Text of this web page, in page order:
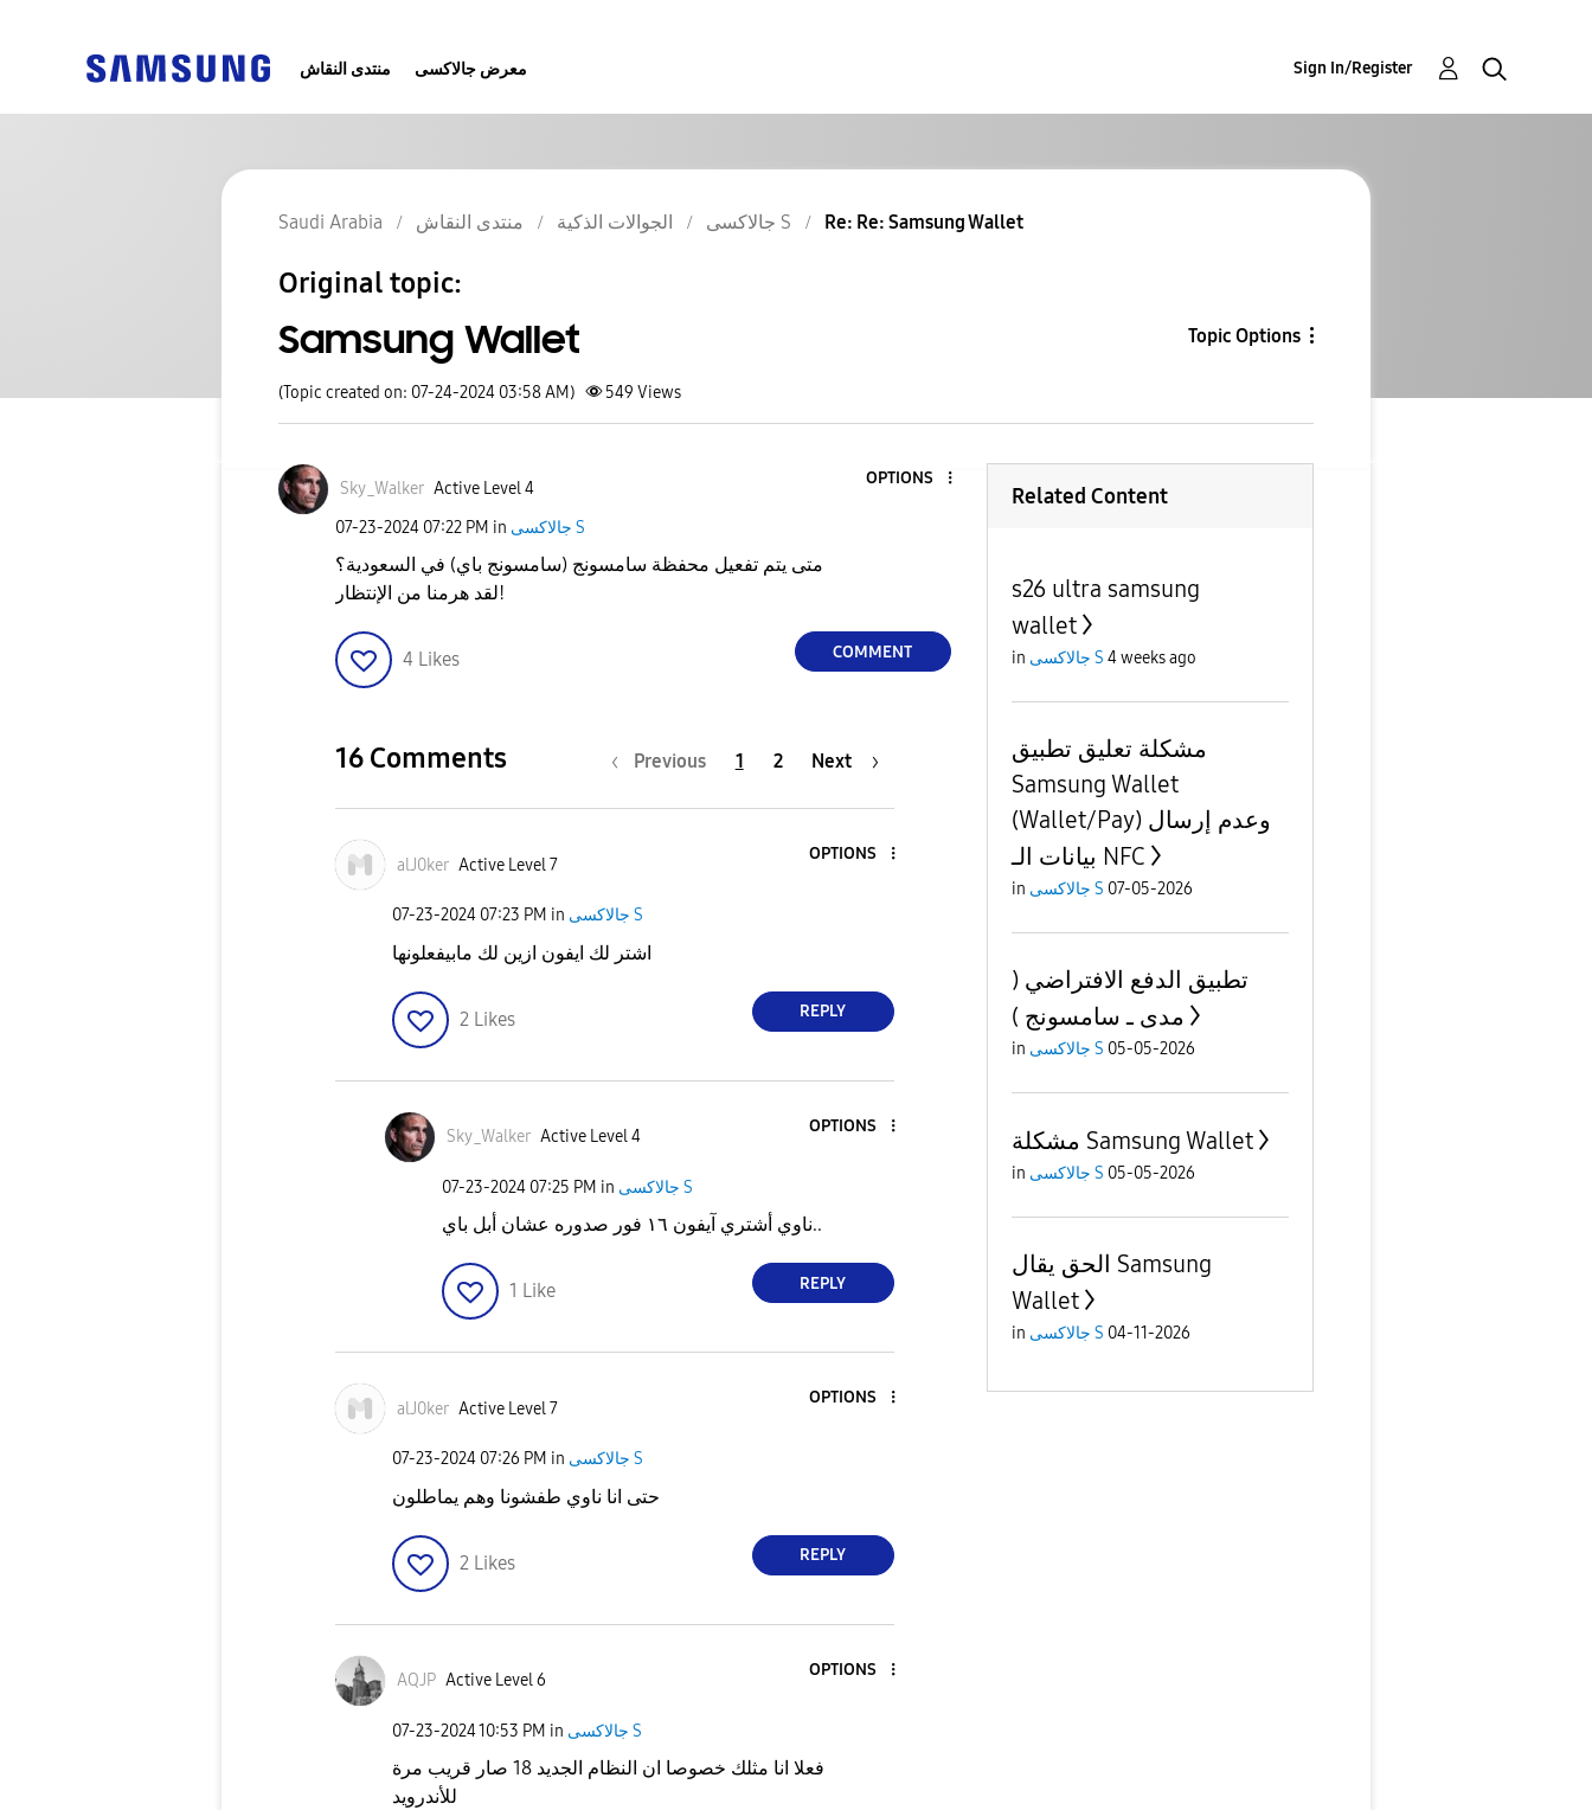
منتدى النقاش معرض جالاكسى Sign In/Register
Saudi Arabia منتدى النقاش الجوالات الذكية جالاكسى S Re: Re: Samsung Wallet
Original topic:
Samsung Wallet Topic Options
(Topic created on: 07-24-2024 03:58 AM) 549 Views
Sky_Walker Active Level 4
OPTIONS
‎07-23-2024 07:22 PM in جالاكسى S
متى يتم تفعيل محفظة سامسونج (سامسونج باي) في السعودية؟
لقد هرمنا من الإنتظار!
4 Likes COMMENT
16 Comments Previous 1 2 Next
alJ0ker Active Level 7
OPTIONS
‎07-23-2024 07:23 PM in جالاكسى S
اشتر لك ايفون ازين لك مابيفعلونها
2 Likes REPLY
Sky_Walker Active Level 4
OPTIONS
‎07-23-2024 07:25 PM in جالاكسى S
ناوي أشتري آيفون ١٦ فور صدوره عشان أبل باي..
1 Like REPLY
alJ0ker Active Level 7
OPTIONS
‎07-23-2024 07:26 PM in جالاكسى S
حتى انا ناوي طفشونا وهم يماطلون
2 Likes REPLY
AQJP Active Level 6
OPTIONS
‎07-23-202410:53 PM in جالاكسى S
فعلا انا مثلك خصوصا ان النظام الجديد 18 صار قريب مرة
للأندرويد
Related Content
s26 ultra samsung
wallet
in جالاكسى S 4 weeks ago
مشكلة تعليق تطبيق
Samsung Wallet
(Wallet/Pay) وعدم إرسال
بيانات الـ NFC
in جالاكسى S 07-05-2026
تطبيق الدفع الافتراضي (
مدى ـ سامسونج )
in جالاكسى S 05-05-2026
مشكلة Samsung Wallet
in جالاكسى S 05-05-2026
الحق يقال Samsung
Wallet
in جالاكسى S 04-11-2026